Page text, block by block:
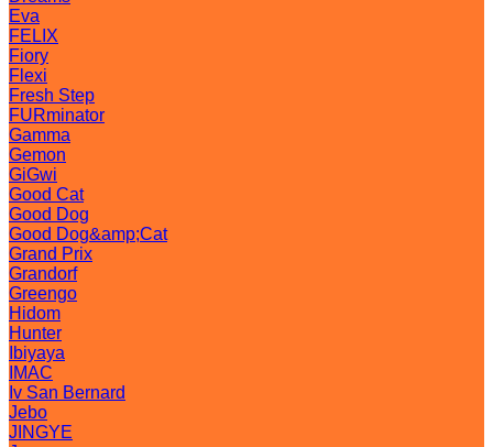
Eva
FELIX
Fiory
Flexi
Fresh Step
FURminator
Gamma
Gemon
GiGwi
Good Cat
Good Dog
Good Dog&amp;Cat
Grand Prix
Grandorf
Greengo
Hidom
Hunter
Ibiyaya
IMAC
Iv San Bernard
Jebo
JINGYE